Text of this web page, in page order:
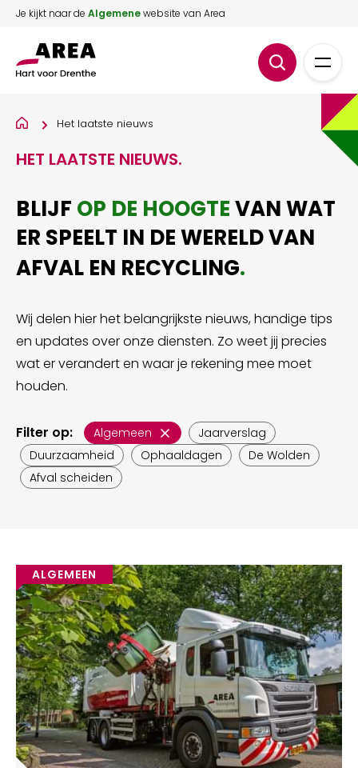
Je kijkt naar de Algemenewebsite van Area
Het laatste nieuws
HET LAATSTE NIEUWS.
BLIJF OP DE HOOGTEVAN WAT
ER SPEELT IN DE WERELD VAN
AFVAL EN RECYCLING.
Wij delen hier het belangrijkste nieuws, handige tips
en updates over onze diensten. Zo weet jij precies
wat er verandert en waar je rekening mee moet
houden.
Filter op: Algemeen
Jaarverslag
Duurzaamheid
Ophaaldagen
De Wolden
Afval scheiden
ALGEMEEN